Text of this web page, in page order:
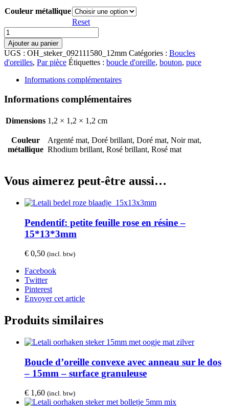
Couleur métallique
Reset
quantité
de
Boucle
d'orreille:
circle
ouvert
Ajouter au panier
UGS : OH_steker_092111580_12mm Catégories : Boucles
d'oreilles, Par pièce Étiquettes : boucle d'oreille, bouton, puce
Informations complémentaires
Informations complémentaires
Dimensions 1,2 × 1,2 × 1,2 cm
Couleur
métallique
Argenté mat, Doré brillant, Doré mat, Noir mat,
Rhodium brillant, Rosé brillant, Rosé mat
Vous aimerez peut-être aussi…
Pendentif: petite feuille rose en résine –
15*13*3mm
€ 0,50 (incl. btw)
Facebook
Twitter
Pinterest
Envoyer cet article
Produits similaires
Boucle d’oreille convexe avec anneau sur le dos
– 15mm – surface granuleuse
€ 1,60 (incl. btw)